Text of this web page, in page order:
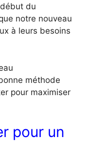
du
notre nouveau
à leurs besoins
méthode
pour maximiser
pour un